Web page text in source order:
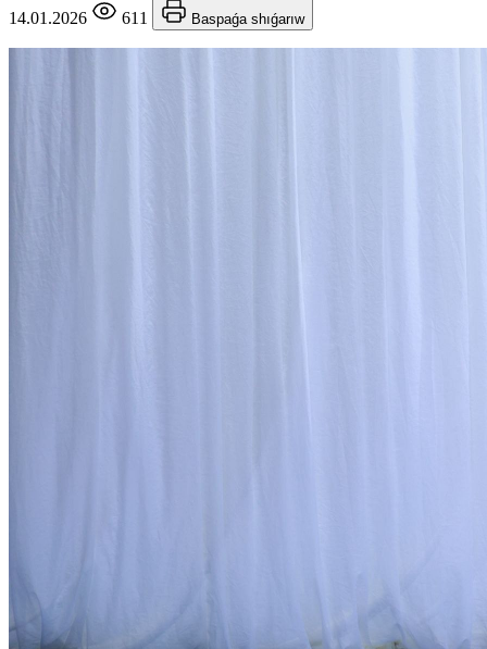
14.01.2026 611 Baspaǵa shıǵarıw